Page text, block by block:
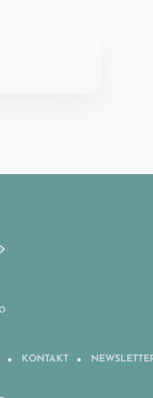
KONTAKT